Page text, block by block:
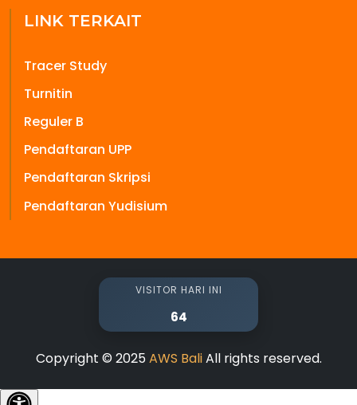
LINK TERKAIT
Tracer Study
Turnitin
Reguler B
Pendaftaran UPP
Pendaftaran Skripsi
Pendaftaran Yudisium
VISITOR HARI INI
64
Copyright © 2025AWS BaliAll rights reserved.